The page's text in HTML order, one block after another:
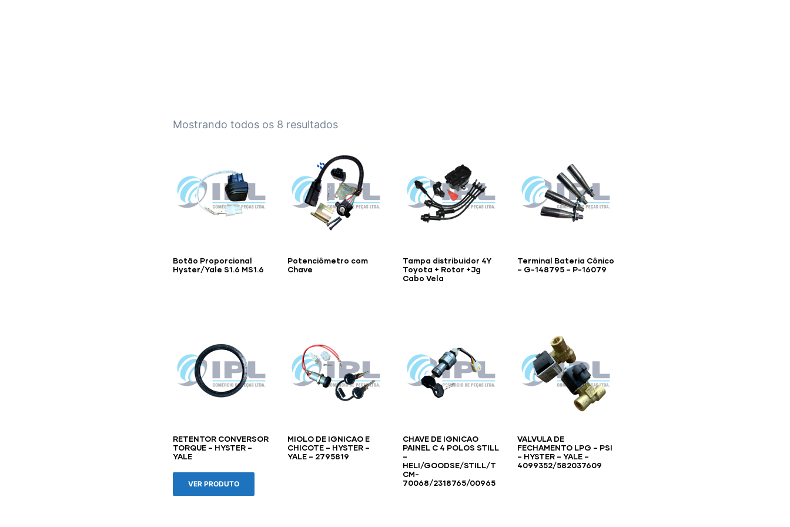
Mostrando todos os 8 resultados
Botão Proporcional
Hyster/Yale S1.6 MS1.6
Potenciômetro com
Chave
Tampa distribuidor 4Y
Toyota + Rotor +Jg
Cabo Vela
Terminal Bateria Cônico
– G-148795 – P-16079
RETENTOR CONVERSOR
TORQUE – HYSTER –
YALE
VER PRODUTO
MIOLO DE IGNICAO E
CHICOTE – HYSTER –
YALE – 2795819
CHAVE DE IGNICAO
PAINEL C 4 POLOS STILL
–
HELI/GOODSE/STILL/T
CM-
70068/2318765/00965
VALVULA DE
FECHAMENTO LPG – PSI
– HYSTER – YALE –
4099352/582037609